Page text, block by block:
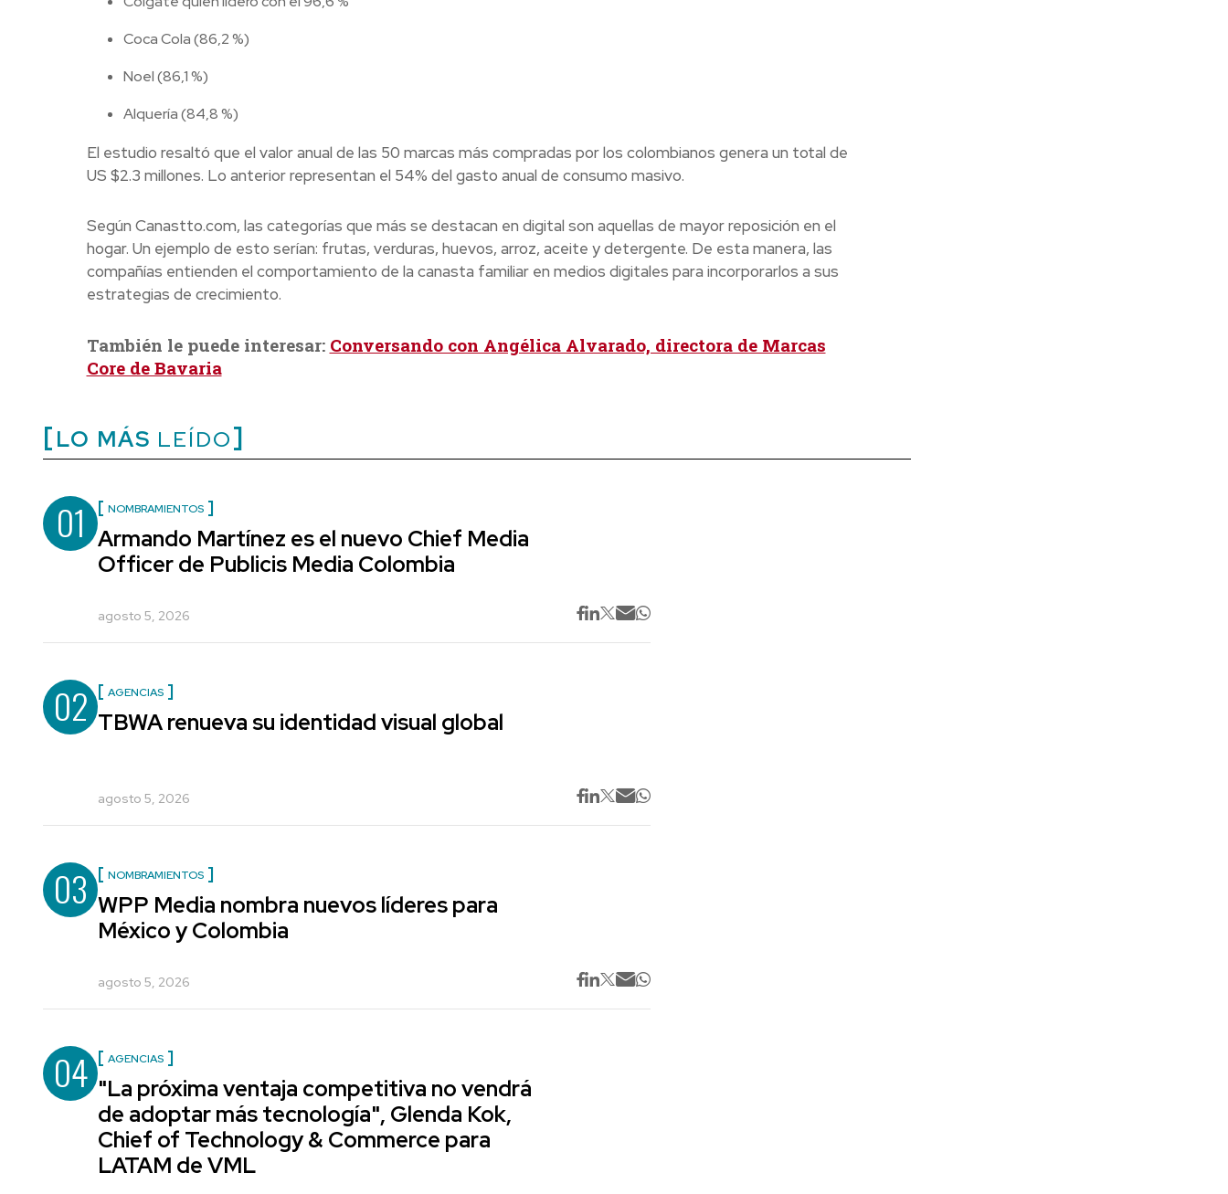
Coca Cola (86,2 %)
Noel (86,1 %)
Alquería (84,8 %)
El estudio resaltó que el valor anual de las 50 marcas más compradas por los colombianos genera un total de
US $2.3 millones. Lo anterior representan el 54% del gasto anual de consumo masivo.
Según Canastto.com, las categorías que más se destacan en digital son aquellas de mayor reposición en el
hogar. Un ejemplo de esto serían: frutas, verduras, huevos, arroz, aceite y detergente. De esta manera, las
compañías entienden el comportamiento de la canasta familiar en medios digitales para incorporarlos a sus
estrategias de crecimiento.
También le puede interesar: Conversando con Angélica Alvarado, directora de Marcas
Core de Bavaria
LO MÁS LEÍDO
01 NOMBRAMIENTOS
Armando Martínez es el nuevo Chief Media
Officer de Publicis Media Colombia
agosto 5, 2026
02 AGENCIAS
TBWA renueva su identidad visual global
agosto 5, 2026
03 NOMBRAMIENTOS
WPP Media nombra nuevos líderes para
México y Colombia
agosto 5, 2026
04 AGENCIAS
"La próxima ventaja competitiva no vendrá
de adoptar más tecnología", Glenda Kok,
Chief of Technology & Commerce para
LATAM de VML